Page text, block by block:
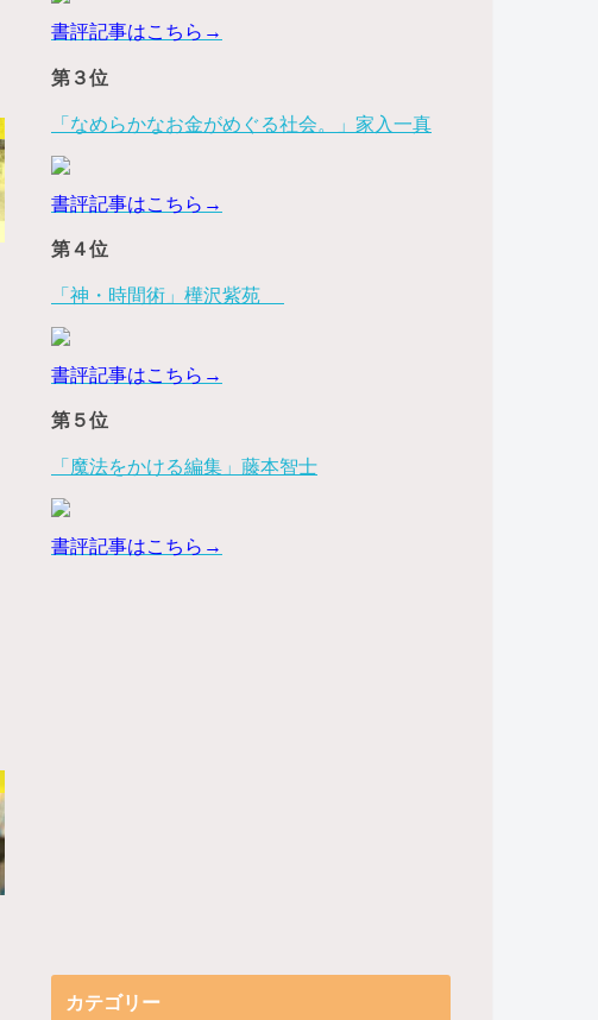
書評記事はこちら→
第３位
「なめらかなお金がめぐる社会。」家入一真
書評記事はこちら→
第４位
「神・時間術」樺沢紫苑
書評記事はこちら→
第５位
「魔法をかける編集」藤本智士
書評記事はこちら→
カテゴリー